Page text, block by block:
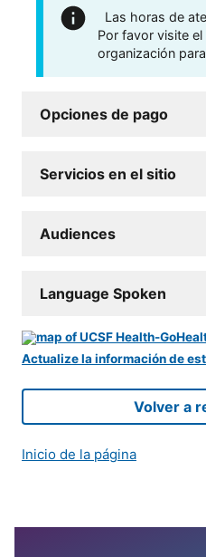
Las horas de
Por favor visite
organización
Opciones de pago
Servicios en el sitio
Audiences
Language Spoken
Actualize la información de
Volver a
Inicio de la página